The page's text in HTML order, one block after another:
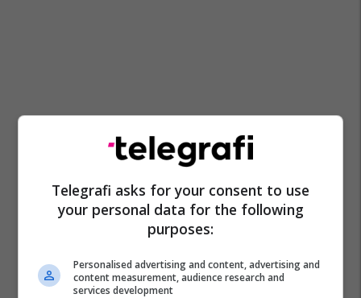
Telegrafi asks for your consent to use
your personal data for the following
purposes:
Personalised advertising and content, advertising and
content measurement, audience research and
services development